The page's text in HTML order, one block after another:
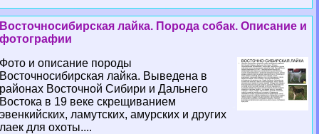
Восточносибирская лайка. Порода собак. Описание и
фотографии
Фото и описание породы
Восточносибирская лайка. Выведена в
районах Восточной Сибири и Дальнего
Востока в 19 веке скрещиванием
эвенкийских, ламутских, амурских и других
лаек для охоты....